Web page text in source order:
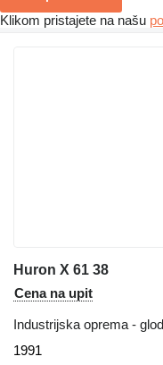
Klikom pristajete na našu
Huron X 61 38
Cena na upit
Industrijska oprema -
1991